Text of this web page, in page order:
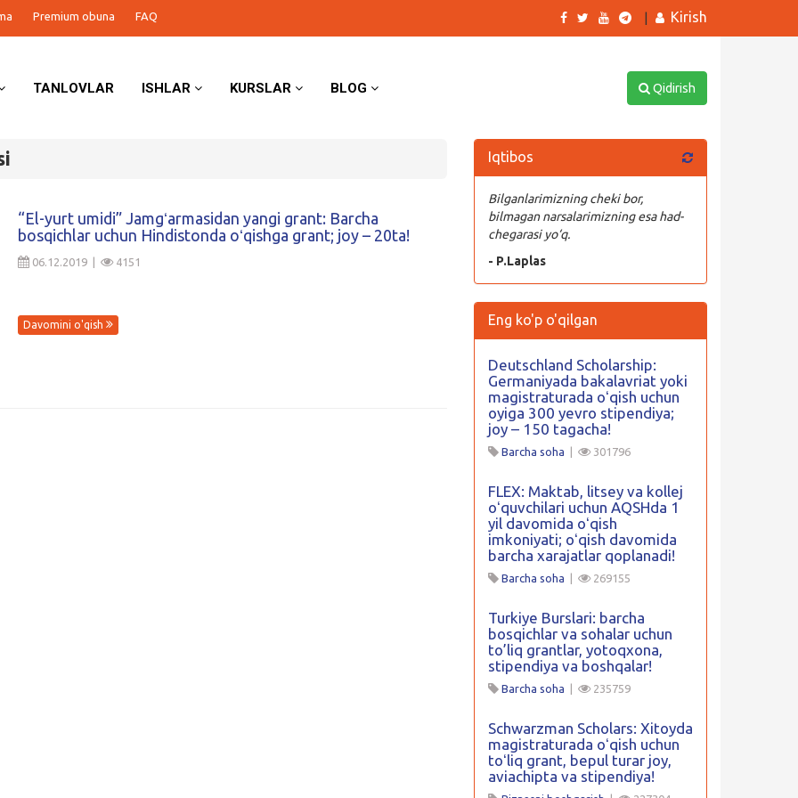
Premium obuna FAQ Kirish
TANLOVLAR ISHLAR KURSLAR BLOG Qidirish
“El-yurt umidi” Jamgʻarmasidan yangi grant: Barcha
bosqichlar uchun Hindistonda oʻqishga grant; joy – 20ta!
06.12.2019 | 4151
Davomini o'qish
Iqtibos
Bilganlarimizning cheki bor,
bilmagan narsalarimizning esa had-
chegarasi yo‘q.
- P.Laplas
Eng ko'p o'qilgan
Deutschland Scholarship:
Germaniyada bakalavriat yoki
magistraturada oʻqish uchun
oyiga 300 yevro stipendiya;
joy – 150 tagacha!
Barcha soha 301796
FLEX: Maktab, litsey va kollej
oʻquvchilari uchun AQSHda 1
yil davomida oʻqish
imkoniyati; oʻqish davomida
barcha xarajatlar qoplanadi!
Barcha soha 269155
Turkiye Burslari: barcha
bosqichlar va sohalar uchun
to’liq grantlar, yotoqxona,
stipendiya va boshqalar!
Barcha soha 235759
Schwarzman Scholars: Xitoyda
magistraturada oʻqish uchun
toʻliq grant, bepul turar joy,
aviachipta va stipendiya!